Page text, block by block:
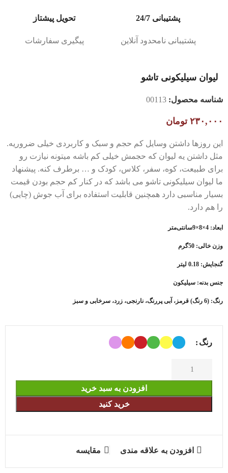
پشتیبانی 24/7
پشتیبانی نامحدود آنلاین
تحویل پیشتاز
پیگیری سفارشات
لیوان سیلیکونی تاشو
شناسه محصول: 00113
۲۳۰,۰۰۰ تومان
این روزها داشتن وسایل کم حجم و سبک و کاربردی خیلی ضروریه.
مثل داشتن یه لیوان که حجمش خیلی کم باشه میتونه نیازت رو
برای طبیعت، کوه، سفر، کلاس، کودک و … برطرف کنه. پیشنهاد
ما لیوان سیلیکونی تاشو می باشد که در کنار کم حجم بودن قیمت
بسیار مناسبی دارد همچنین قابلیت استفاده برای آب جوش (چایی)
را هم دارد.
ابعاد: 4×8×9سانتی‌متر
وزن خالی: 50گرم
گنجایش: 0.18 لیتر
جنس بدنه: سیلیکون
رنگ: (6 رنگ) قرمز، آبی پررنگ، نارنجی، زرد، سرخابی و سبز
رنگ
افزودن به سبد خرید
خرید کنید
افزودن به علاقه مندی مقایسه